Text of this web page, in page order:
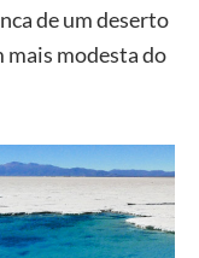
de um deserto
mais modesta do